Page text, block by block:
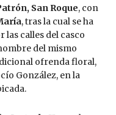
San Roque, con
, tras la cual se ha
las calles del casco
del mismo
ofrenda floral,
González, en la